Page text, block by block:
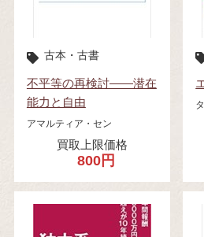
古本・古書
不平等の再検討――潜在
能力と自由
アマルティア・セン
買取上限価格
800円